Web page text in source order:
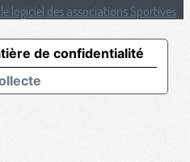
logiciel des associations Sportives
de confidentialité